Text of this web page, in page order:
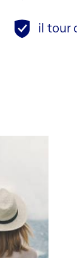
il tour